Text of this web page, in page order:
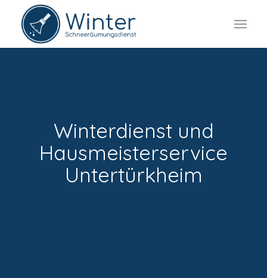
Winterdienst und
Hausmeisterservice
Untertürkheim